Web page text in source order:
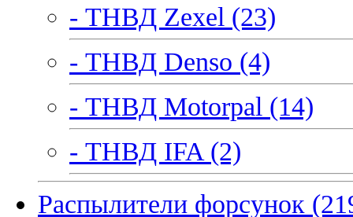
- ТНВД Zexel (23)
- ТНВД Denso (4)
- ТНВД Motorpal (14)
- ТНВД IFA (2)
Распылители форсунок